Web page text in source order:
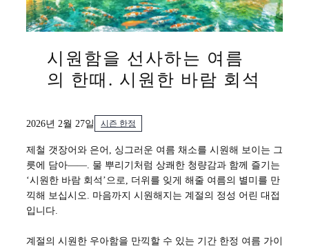
시원함을 선사하는 여름
의 한때. 시원한 바람 회석
2026년 2월 27일 시즌 한정
제철 갯장어와 은어, 싱그러운 여름 채소를 시원해 보이는 그
릇에 담아——. 물 뿌리기처럼 상쾌한 청량감과 함께 즐기는
‘시원한 바람 회석’으로, 더위를 잊게 해줄 여름의 별미를 만
끽해 보십시오. 마음까지 시원해지는 계절의 정성 어린 대접
입니다.
계절의 시원한 우아함을 만끽할 수 있는 기간 한정 여름 가이